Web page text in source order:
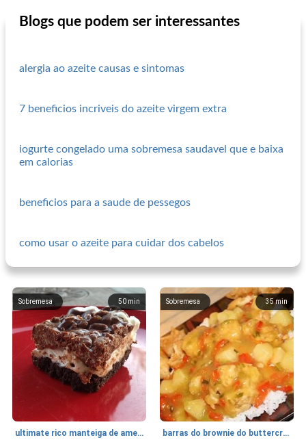
Blogs que podem ser interessantes
alergia ao azeite causas e sintomas
7 beneficios incriveis do azeite virgem extra
iogurte congelado uma sobremesa saudavel que e baixa
em calorias
beneficios para a saude de pessegos
como usar o azeite para cuidar dos cabelos
50 min
Sobremesa
ultimate rico manteiga de amendoim marshmallow crispie brownie bares
35min
Sobremesa
barras do brownie do buttercream do mocha